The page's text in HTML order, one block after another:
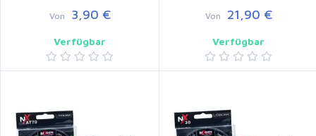
Von 3,90 €
Verfügbar
Von 21,90 €
Verfügbar